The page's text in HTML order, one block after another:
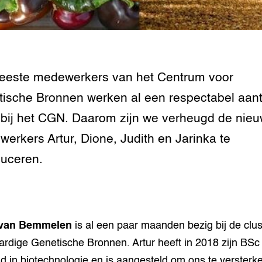
en infra
Aanpakken
Pigs
en
exoten
medewerkers van het Centrum voor
Bronnen werken al een respectabel
het CGN. Daarom zijn we verheugd de
Artur, Dione, Judith en Jarinka te
Bemmelen is al een paar maanden bezig bij de
Genetische Bronnen. Artur heeft in 2018 zijn BSc